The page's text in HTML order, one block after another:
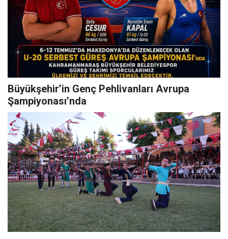
Büyükşehir’in Genç Pehlivanları Avrupa
Şampiyonası’nda